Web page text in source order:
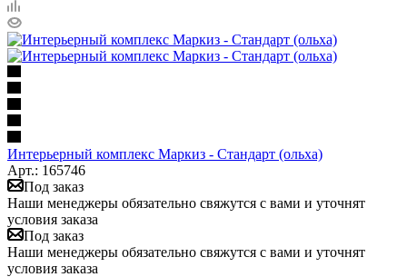
Интерьерный комплекс Маркиз - Стандарт (ольха)
Арт.: 165746
Под заказ
Наши менеджеры обязательно свяжутся с вами и уточнят
условия заказа
Под заказ
Наши менеджеры обязательно свяжутся с вами и уточнят
условия заказа